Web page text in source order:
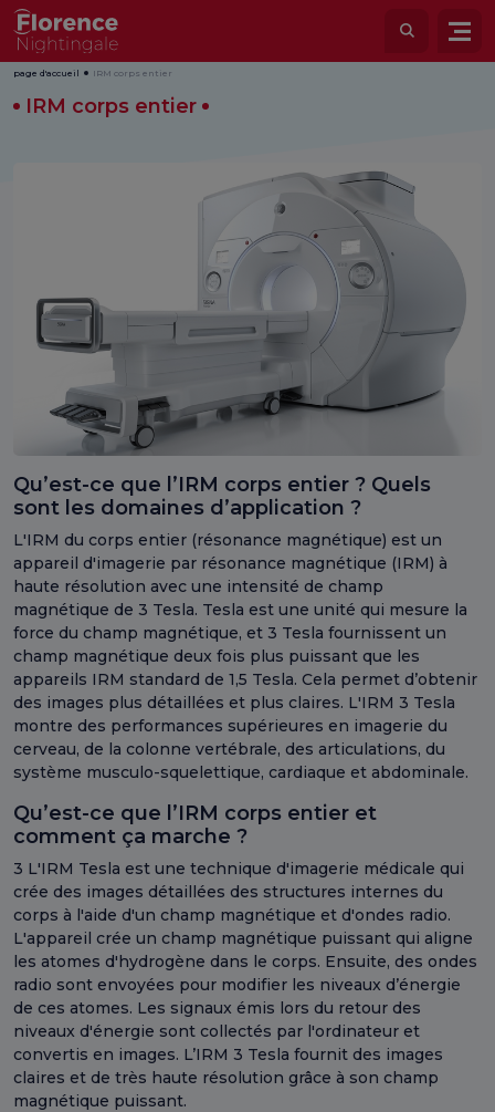
page d'accueil IRM corps entier
IRM corps entier
Qu’est-ce que l’IRM corps entier ? Quels
sont les domaines d’application ?
L'IRM du corps entier (résonance magnétique) est un
appareil d'imagerie par résonance magnétique (IRM) à
haute résolution avec une intensité de champ
magnétique de 3 Tesla. Tesla est une unité qui mesure la
force du champ magnétique, et 3 Tesla fournissent un
champ magnétique deux fois plus puissant que les
appareils IRM standard de 1,5 Tesla. Cela permet d’obtenir
des images plus détaillées et plus claires. L'IRM 3 Tesla
montre des performances supérieures en imagerie du
cerveau, de la colonne vertébrale, des articulations, du
système musculo-squelettique, cardiaque et abdominale.
Qu’est-ce que l’IRM corps entier et
comment ça marche ?
3 L'IRM Tesla est une technique d'imagerie médicale qui
crée des images détaillées des structures internes du
corps à l'aide d'un champ magnétique et d'ondes radio.
L'appareil crée un champ magnétique puissant qui aligne
les atomes d'hydrogène dans le corps. Ensuite, des ondes
radio sont envoyées pour modifier les niveaux d’énergie
de ces atomes. Les signaux émis lors du retour des
niveaux d'énergie sont collectés par l'ordinateur et
convertis en images. L’IRM 3 Tesla fournit des images
claires et de très haute résolution grâce à son champ
magnétique puissant.